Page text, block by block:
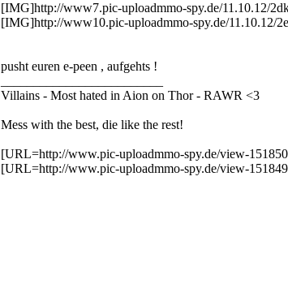
[IMG]http://www7.pic-uploadmmo-spy.de/11.10.12/
[IMG]http://www10.pic-uploadmmo-spy.de/11.10.12/
pusht euren e-peen , aufgehts !
Villains - Most hated in Aion on Thor - RAWR <3
Mess with the best, die like the rest!
[URL=http://www.pic-uploadmmo-spy.de/view-
[URL=http://www.pic-uploadmmo-spy.de/view-